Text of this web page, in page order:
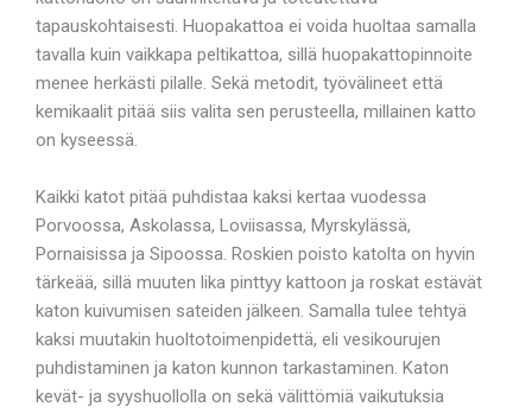
tapauskohtaisesti. Huopakattoa ei voida huoltaa samalla
tavalla kuin vaikkapa peltikattoa, sillä huopakattopinnoite
menee herkästi pilalle. Sekä metodit, työvälineet että
kemikaalit pitää siis valita sen perusteella, millainen katto
on kyseessä.
Kaikki katot pitää puhdistaa kaksi kertaa vuodessa
Porvoossa, Askolassa, Loviisassa, Myrskylässä,
Pornaisissa ja Sipoossa. Roskien poisto katolta on hyvin
tärkeää, sillä muuten lika pinttyy kattoon ja roskat estävät
katon kuivumisen sateiden jälkeen. Samalla tulee tehtyä
kaksi muutakin huoltotoimenpidettä, eli vesikourujen
puhdistaminen ja katon kunnon tarkastaminen. Katon
kevät- ja syyshuollolla on sekä välittömiä vaikutuksia